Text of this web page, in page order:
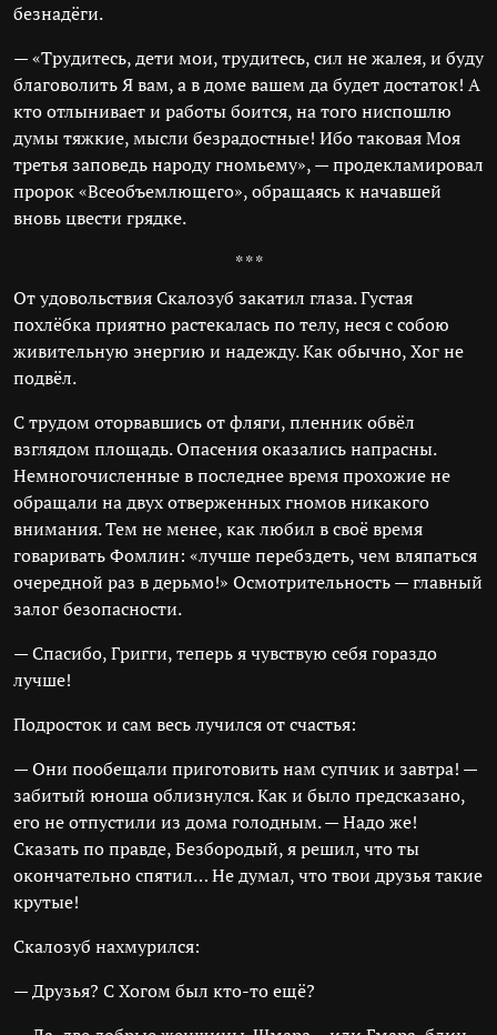
безнадёги.
— «Трудитесь, дети мои, трудитесь, сил не жалея, и буду
благоволить Я вам, а в доме вашем да будет достаток! А
кто отлынивает и работы боится, на того ниспошлю
думы тяжкие, мысли безрадостные! Ибо таковая Моя
третья заповедь народу гномьему», — продекламировал
пророк «Всеобъемлющего», обращаясь к начавшей
вновь цвести грядке.
* * *
От удовольствия Скалозуб закатил глаза. Густая
похлёбка приятно растекалась по телу, неся с собою
живительную энергию и надежду. Как обычно, Хог не
подвёл.
С трудом оторвавшись от фляги, пленник обвёл
взглядом площадь. Опасения оказались напрасны.
Немногочисленные в последнее время прохожие не
обращали на двух отверженных гномов никакого
внимания. Тем не менее, как любил в своё время
говаривать Фомлин: «лучше перебздеть, чем вляпаться
очередной раз в дерьмо!» Осмотрительность — главный
залог безопасности.
— Спасибо, Григги, теперь я чувствую себя гораздо
лучше!
Подросток и сам весь лучился от счастья:
— Они пообещали приготовить нам супчик и завтра! —
забитый юноша облизнулся. Как и было предсказано,
его не отпустили из дома голодным. — Надо же!
Сказать по правде, Безбородый, я решил, что ты
окончательно спятил… Не думал, что твои друзья такие
крутые!
Скалозуб нахмурился:
— Друзья? С Хогом был кто-то ещё?